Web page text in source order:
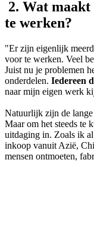
2. Wat
te werken?
"Er zijn eigenlijk
voor te werken. Veel
Juist nu je problemen
onderdelen. Iedereen
naar mijn eigen werk
Natuurlijk zijn de
Maar om het steeds te
uitdaging in. Zoals ik
inkoop vanuit Azië,
mensen ontmoeten,